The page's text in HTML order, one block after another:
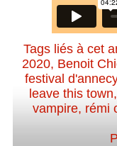
Tags liés à cet
2020, Benoit
festival
leave this town,
vampire, rémi